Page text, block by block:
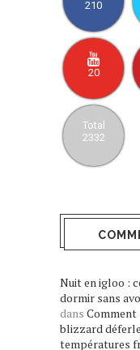
210
20
Total
2332
Nuit en igloo :
dormir sans
dans Comment
blizzard
températures